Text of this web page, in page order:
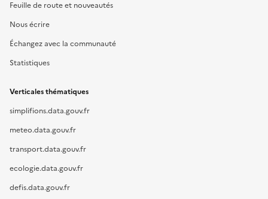
Feuille de route et nouveautés
Nous écrire
Échangez avec la communauté
Statistiques
Verticales thématiques
simplifions.data.gouv.fr
meteo.data.gouv.fr
transport.data.gouv.fr
ecologie.data.gouv.fr
defis.data.gouv.fr